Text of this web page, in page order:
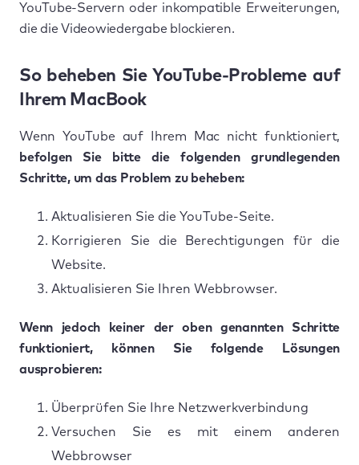
YouTube-Servern oder inkompatible Erweiterungen,
die die Videowiedergabe blockieren.
So beheben Sie YouTube-Probleme auf
Ihrem MacBook
Wenn YouTube auf Ihrem Mac nicht funktioniert,
befolgen Sie bitte die folgenden grundlegenden
Schritte, um das Problem zu beheben:
Aktualisieren Sie die YouTube-Seite.
Korrigieren Sie die Berechtigungen für die
Website.
Aktualisieren Sie Ihren Webbrowser.
Wenn jedoch keiner der oben genannten Schritte
funktioniert, können Sie folgende Lösungen
ausprobieren:
Überprüfen Sie Ihre Netzwerkverbindung
Versuchen Sie es mit einem anderen
Webbrowser